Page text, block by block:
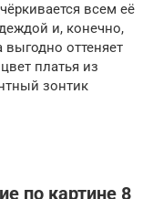
всем её
и, конечно,
оттеняет
платья из
зонтик
по картине 8